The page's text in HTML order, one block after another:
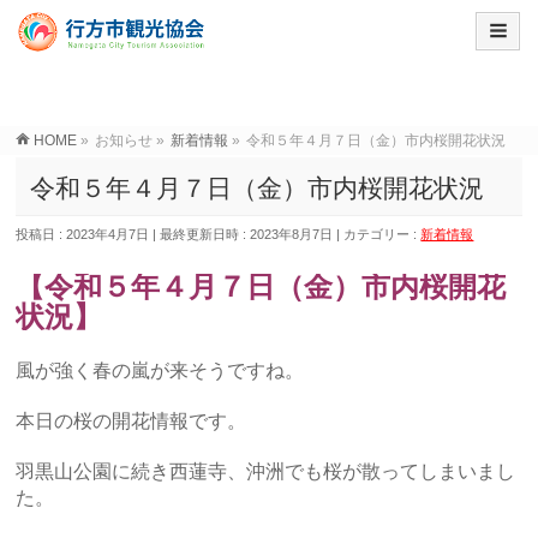
HOME » お知らせ » 新着情報 » 令和５年４月７日（金）市内桜開花状況
令和５年４月７日（金）市内桜開花状況
投稿日 : 2023年4月7日 最終更新日時 : 2023年8月7日 カテゴリー : 新着情報
【令和５年４月７日（金）市内桜開花
状況】
風が強く春の嵐が来そうですね。
本日の桜の開花情報です。
羽黒山公園に続き西蓮寺、沖洲でも桜が散ってしまいまし
た。